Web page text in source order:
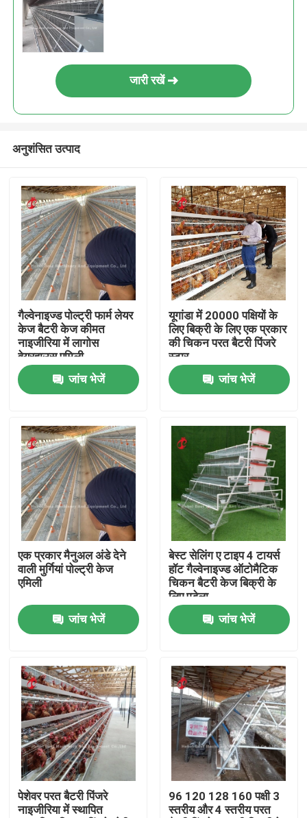
उत्पाद
हमारे बारे में
फैक्टरी यात्रा
हमसे संपर्क करें
समाचार
एक बोली का अनुरोध
पोल्ट्री बैटरी केज सिस्टम
परत बैटरी पिंजरे प्रणाली
जारी रखें
अनुशंसित उत्पाद
गैल्वेनाइज्ड पोल्ट्री फार्म लेयर
केज बैटरी केज कीमत
नाइजीरिया में लागोस
वेयरहाउस एमिली
जांच भेजें
यूगांडा में 20000 पक्षियों के
लिए बिक्री के लिए एक प्रकार
की चिकन परत बैटरी पिंजरे
स्टार
जांच भेजें
एक प्रकार मैनुअल अंडे देने
वाली मुर्गियां पोल्ट्री केज
एमिली
जांच भेजें
बेस्ट सेलिंग ए टाइप 4 टायर्स
हॉट गैल्वेनाइज्ड ऑटोमैटिक
चिकन बैटरी केज बिक्री के
लिए एडेला
जांच भेजें
पेशेवर परत बैटरी पिंजरे
नाइजीरिया में स्थापित
96 120 128 160 पक्षी 3
स्तरीय और 4 स्तरीय परत